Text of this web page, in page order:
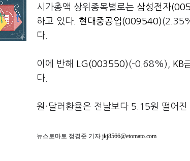
시가총액 상위종목별로는 삼성전자
하고 있다. 현대중공업(009540)
다.
이에 반해 LG(003550)(-0.68%), KB
다.
원·달러환율은 전날보다 5.15원 떨어
뉴스토마토 정경준 기자 jkj8566@etomato.com